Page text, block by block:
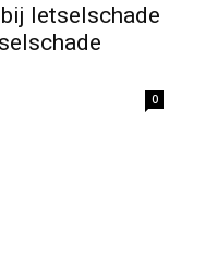
letselschade
0